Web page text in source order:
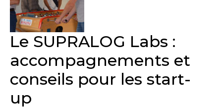
Le SUPRALOG Labs :
accompagnements et
conseils pour les start-
up